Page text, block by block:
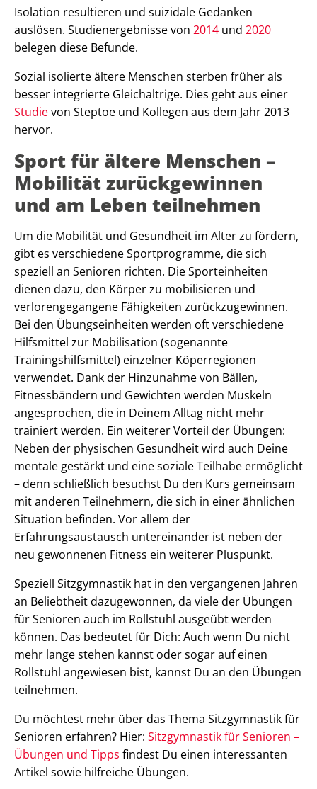
Isolation resultieren und suizidale Gedanken
auslösen. Studienergebnisse von 2014 und 2020
belegen diese Befunde.
Sozial isolierte ältere Menschen sterben früher als
besser integrierte Gleichaltrige. Dies geht aus einer
Studievon Steptoe und Kollegen aus dem Jahr 2013
hervor.
Sport für ältere Menschen –
Mobilität zurückgewinnen
und am Leben teilnehmen
Um die Mobilität und Gesundheit im Alter zu fördern,
gibt es verschiedene Sportprogramme, die sich
speziell an Senioren richten. Die Sporteinheiten
dienen dazu, den Körper zu mobilisieren und
verlorengegangene Fähigkeiten zurückzugewinnen.
Bei den Übungseinheiten werden oft verschiedene
Hilfsmittel zur Mobilisation (sogenannte
Trainingshilfsmittel) einzelner Köperregionen
verwendet. Dank der Hinzunahme von Bällen,
Fitnessbändern und Gewichten werden Muskeln
angesprochen, die in Deinem Alltag nicht mehr
trainiert werden. Ein weiterer Vorteil der Übungen:
Neben der physischen Gesundheit wird auch Deine
mentale gestärkt und eine soziale Teilhabe ermöglicht
– denn schließlich besuchst Du den Kurs gemeinsam
mit anderen Teilnehmern, die sich in einer ähnlichen
Situation befinden. Vor allem der
Erfahrungsaustausch untereinander ist neben der
neu gewonnenen Fitness ein weiterer Pluspunkt.
Speziell Sitzgymnastik hat in den vergangenen Jahren
an Beliebtheit dazugewonnen, da viele der Übungen
für Senioren auch im Rollstuhl ausgeübt werden
können. Das bedeutet für Dich: Auch wenn Du nicht
mehr lange stehen kannst oder sogar auf einen
Rollstuhl angewiesen bist, kannst Du an den Übungen
teilnehmen.
Du möchtest mehr über das Thema Sitzgymnastik für
Senioren erfahren? Hier: Sitzgymnastik für Senioren –
Übungen und Tipps findest Du einen interessanten
Artikel sowie hilfreiche Übungen.